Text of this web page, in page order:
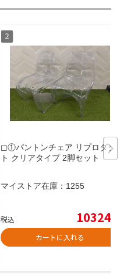
◻︎①パントンチェア リプロダク
ト クリアタイプ 2脚セット
マイストア在庫： 1255
税込 10324
カートに入れる